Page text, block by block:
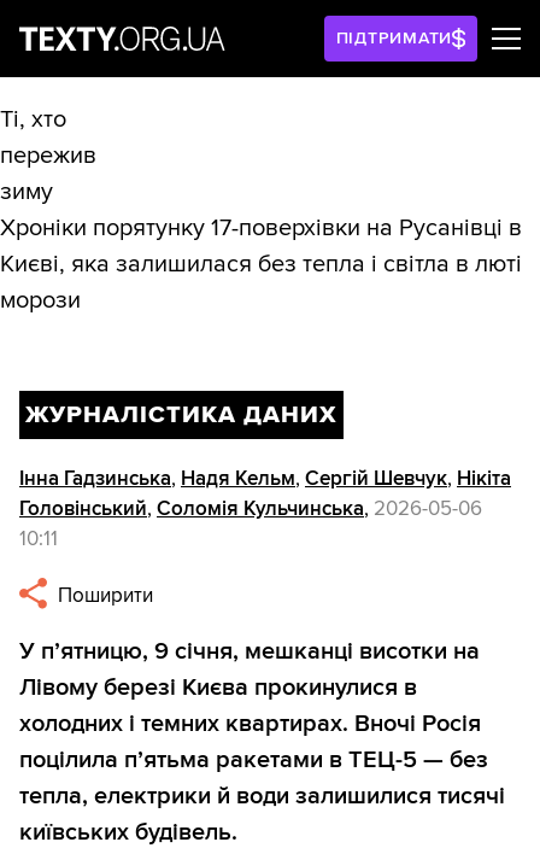
ПІДТРИМАТИ
ЖУРНАЛІСТИКА ДАНИХ
Інна Гадзинська, Надя Кельм, Сергій Шевчук, Нікіта
Головінський, Соломія Кульчинська, 2026-05-06
10:11
Поширити
У п’ятницю, 9 січня, мешканці висотки на
Лівому березі Києва прокинулися в
холодних і темних квартирах. Вночі Росія
поцілила п’ятьма ракетами в ТЕЦ-5 — без
тепла, електрики й води залишилися тисячі
київських будівель.
Ті, хто
пережив
зиму
Хроніки порятунку 17-поверхівки на Русанівці в
Києві, яка залишилася без тепла і світла в люті
морози